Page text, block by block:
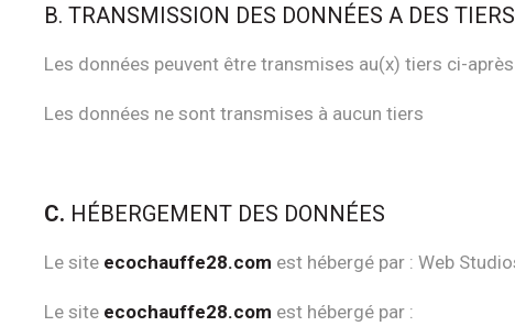
B. TRANSMISSION DES DONNÉES A DES TIERS
Les données peuvent être transmises au(x) tiers ci-
Les données ne sont transmises à aucun tiers
C. HÉBERGEMENT DES DONNÉES
Le site ecochauffe28.com est hébergé par : Web
Le site ecochauffe28.com est hébergé par :